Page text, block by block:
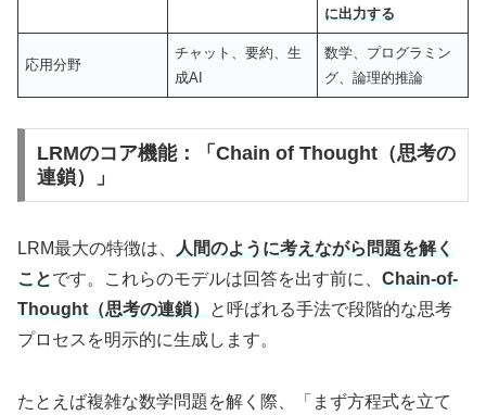
に出力する
応用分野
チャット、要約、生
成AI
数学、プログラミン
グ、論理的推論
LRMのコア機能：「Chain of Thought（思考の
連鎖）」
LRM最大の特徴は、
人間のように考えながら問題を解く
ことです。これらのモデルは回答を出す前に、 Chain-of-
Thought（思考の連鎖）
と呼ばれる手法で段階的な思考
プロセスを明示的に生成します。
たとえば複雑な数学問題を解く際、「まず方程式を立て